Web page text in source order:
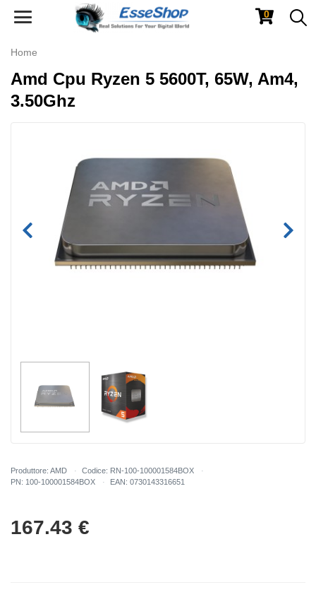
Toggle
0
Home
Amd Cpu Ryzen 5 5600T, 65W, Am4,
3.50Ghz
Produttore: AMD
Codice: RN-100-100001584BOX
PN: 100-100001584BOX
EAN: 0730143316651
167.43 €